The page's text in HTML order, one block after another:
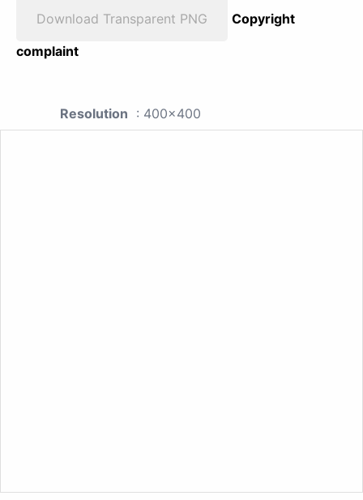
Download Transparent PNG
Copyright
complaint
Resolution : 400x400